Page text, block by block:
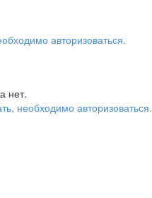
авторизоваться.
нет.
необходимо авторизоваться.